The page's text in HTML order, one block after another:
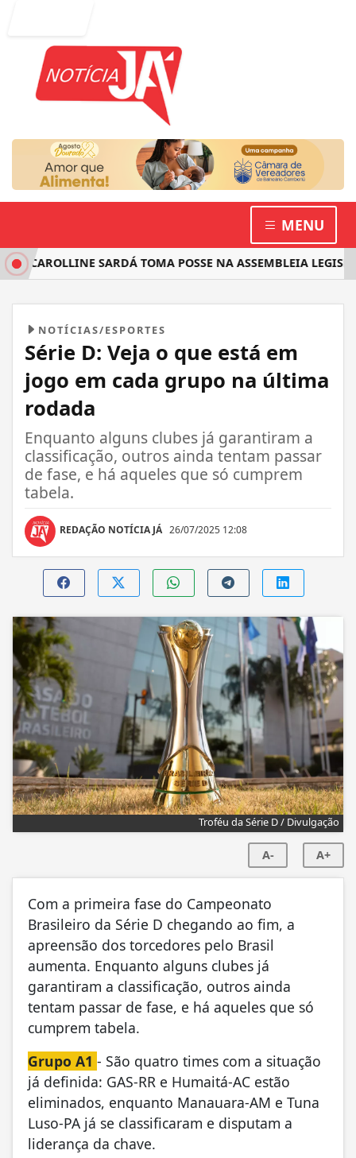
MENU
SARDÁ TOMA POSSE NA ASSEMBLEIA
NOTÍCIAS/ESPORTES
Série D: Veja o que está em
jogo em cada grupo na última
rodada
Enquanto alguns clubes já garantiram a
classificação, outros ainda tentam passar
de fase, e há aqueles que só cumprem
tabela.
REDAÇÃO NOTÍCIA JÁ 26/07/2025 12:08
Troféu da Série D / Divulgação
A- A+
Com a primeira fase do Campeonato
Brasileiro da Série D chegando ao fim, a
apreensão dos torcedores pelo Brasil
aumenta. Enquanto alguns clubes já
garantiram a classificação, outros ainda
tentam passar de fase, e há aqueles que só
cumprem tabela.
Grupo A1 - São quatro times com a situação
já definida: GAS-RR e Humaitá-AC estão
eliminados, enquanto Manauara-AM e Tuna
Luso-PA já se classificaram e disputam a
liderança da chave.